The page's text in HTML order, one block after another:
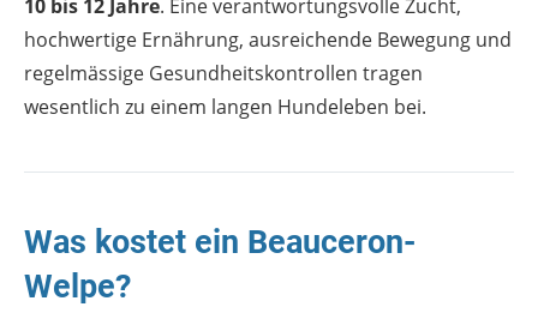
10 bis 12 Jahre. Eine verantwortungsvolle Zucht,
hochwertige Ernährung, ausreichende Bewegung und
regelmässige Gesundheitskontrollen tragen
wesentlich zu einem langen Hundeleben bei.
Was kostet ein Beauceron-
Welpe?